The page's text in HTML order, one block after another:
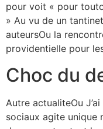
pour voit « pour
» Au vu de un
auteursOu la
providentielle pour
Choc du
Autre actualiteOu
sociaux agite unique